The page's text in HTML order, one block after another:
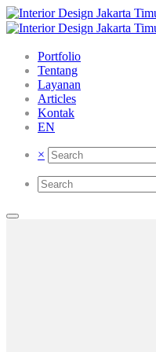
Portfolio
Tentang
Layanan
Articles
Kontak
EN
×